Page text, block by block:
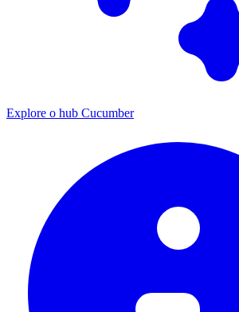
Explore o hub Cucumber